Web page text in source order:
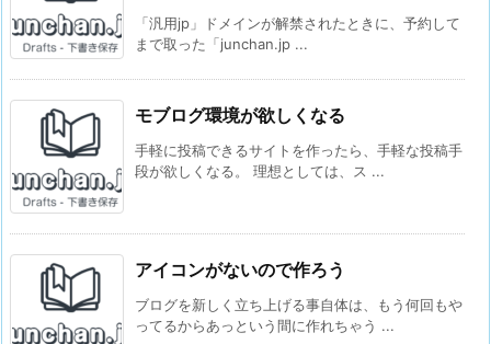
「汎用jp」ドメインが解禁されたときに、予約して
まで取った「junchan.jp ...
モブログ環境が欲しくなる
手軽に投稿できるサイトを作ったら、手軽な投稿手
段が欲しくなる。 理想としては、ス ...
アイコンがないので作ろう
ブログを新しく立ち上げる事自体は、もう何回もや
ってるからあっという間に作れちゃう ...